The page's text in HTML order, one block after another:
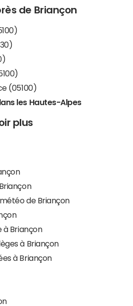
de Briançon
(05100)
les Hautes-Alpes
plus
de Briançon
à Briançon
à Briançon
à Briançon